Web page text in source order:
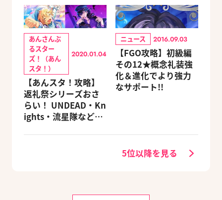
あんさんぶ
るスター
ズ！（あん
スタ！）
2020.01.04
【あんスタ！攻略】
返礼祭シリーズおさ
らい！ UNDEAD・Kn
ights・流星隊など、
ニュース 2016.09.03
【FGO攻略】初級編
その12★概念礼装強
化＆進化でより強力
なサポート!!
5位以降を見る